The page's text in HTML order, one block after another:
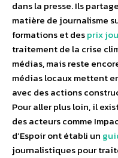
dans la presse. Ils
matière de journalisme
formations et desprix
traitement de la crise
médias, mais reste
médias locaux mettent
avec des actions
Pour aller plus loin, il
des acteurs comme
d’Espoir ont établi un
journalistiques pour